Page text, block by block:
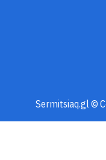
Sermitsiaq.gl ©